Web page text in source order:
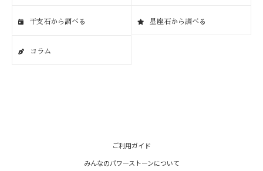
干支石から調べる 星座石から調べる
コラム
ご利用ガイド
みんなのパワーストーンについて